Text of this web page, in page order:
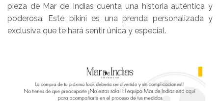
pieza de Mar de Indias cuenta una historia auténtica y
poderosa. Este bikini es una prenda personalizada y
exclusiva que te hará sentir única y especial.